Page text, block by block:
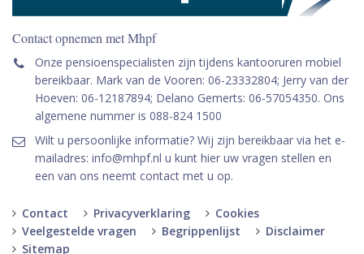
Contact opnemen met Mhpf
Onze pensioenspecialisten zijn tijdens kantooruren mobiel
bereikbaar. Mark van de Vooren: 06-23332804; Jerry van der
Hoeven: 06-12187894; Delano Gemerts: 06-57054350. Ons
algemene nummer is 088-824 1500
Wilt u persoonlijke informatie? Wij zijn bereikbaar via het e-
mailadres: info@mhpf.nl u kunt hier uw vragen stellen en
een van ons neemt contact met u op.
Contact Privacyverklaring
Cookies
Veelgestelde vragen
Begrippenlijst
Disclaimer
Sitemap